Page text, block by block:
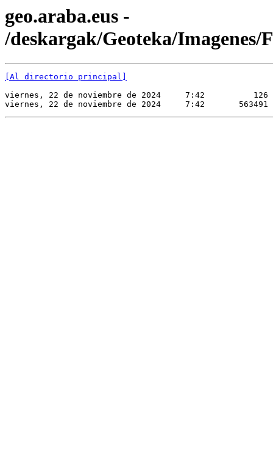
geo.araba.eus -
/deskargak/Geoteka/
[Al directorio principal]
viernes, 22 de noviembre de 2024     7:42          126
viernes, 22 de noviembre de 2024     7:42       563491